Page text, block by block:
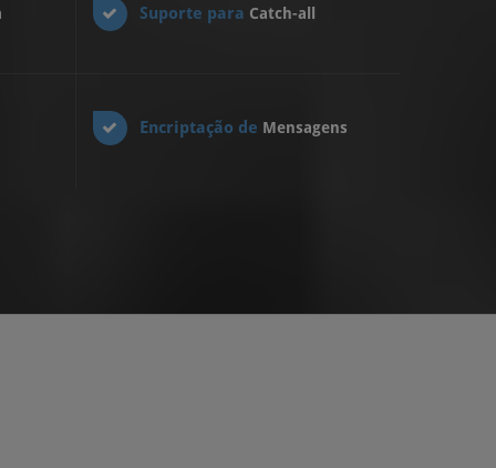
Suporte para Catch-all
Encriptação de Mensagens